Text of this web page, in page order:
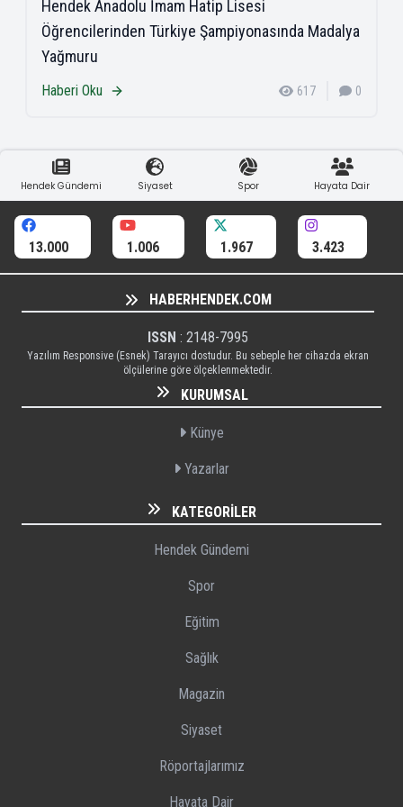
Hendek Anadolu İmam Hatip Lisesi
Öğrencilerinden Türkiye Şampiyonasında Madalya
Yağmuru
Haberi Oku 617 0
Hendek Gündemi Siyaset Spor Hayata Dair
13.000 1.006 1.967 3.423
HABERHENDEK.COM
ISSN : 2148-7995
Yazılım Responsive (Esnek) Tarayıcı dostudur. Bu sebeple her cihazda ekran
ölçülerine göre ölçeklenmektedir.
KURUMSAL
Künye
Yazarlar
KATEGORILER
Hendek Gündemi
Spor
Eğitim
Sağlık
Magazin
Siyaset
Röportajlarımız
Hayata Dair